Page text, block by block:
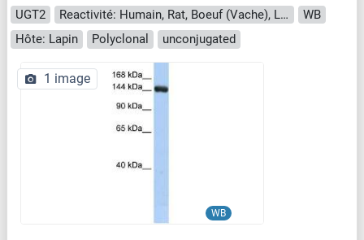
UGT2 Reactivité: Humain, Rat, Boeuf (Vache), Lapin, Chien, Cheval, Souris, Porc, Saccharomyces cerevisiae
WB
Hôte: Lapin
Polyclonal unconjugated
WB
1 image